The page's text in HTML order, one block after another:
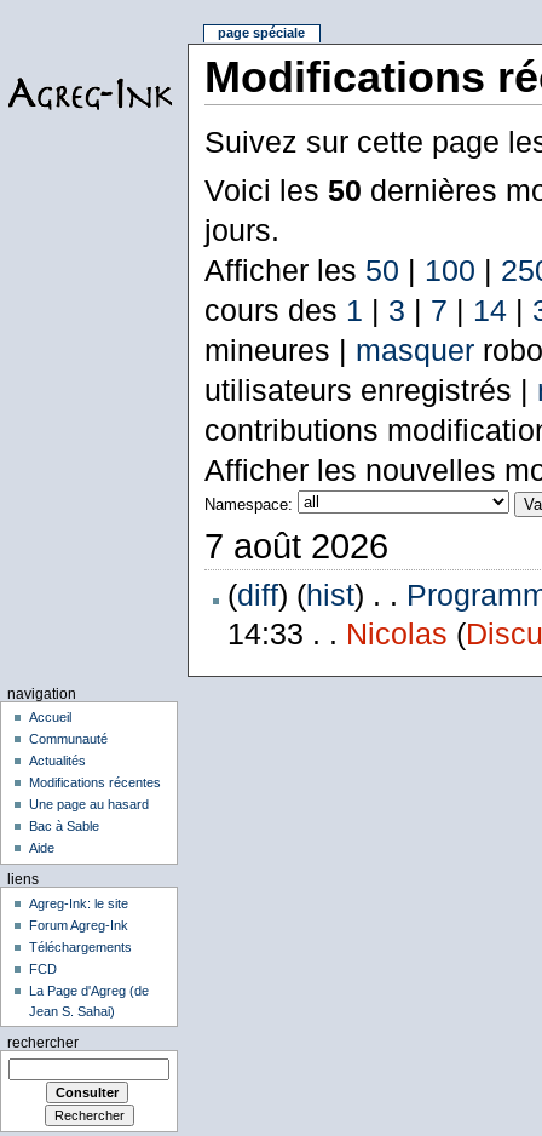
Modifications
Suivez sur cette page
Voici les 50 dernières
jours.
Afficher les 50 | 100 |
cours des 1 | 3 | 7 | 14|
mineures | masquer
utilisateurs enregistrés |
contributions
Afficher les nouvelles
Namespace:
7 août 2026
(diff) (hist) . .
14:33 . . Nicolas (
page spéciale
navigation
Accueil
Communauté
Actualités
Modifications récentes
Une page au hasard
Bac à Sable
Aide
liens
Agreg-Ink: le site
Forum Agreg-Ink
Téléchargements
FCD
La Page d'Agreg (de
Jean S. Sahai)
rechercher